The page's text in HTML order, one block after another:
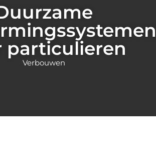
particulieren
Verbouwen